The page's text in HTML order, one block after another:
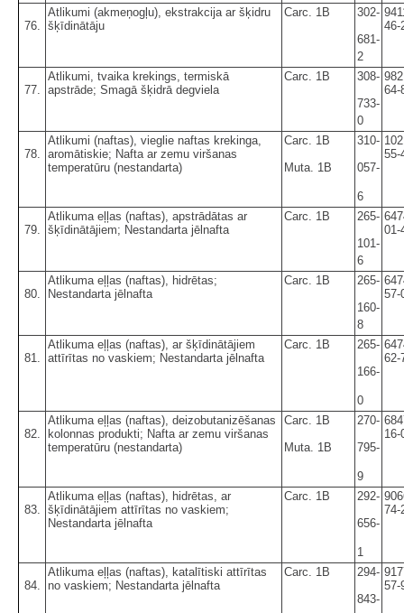
76.
Atlikumi (akmeņogļu), ekstrakcija ar šķidru
šķīdinātāju
Carc. 1B
302-
681-
2
46-
77.
Atlikumi, tvaika krekings, termiskā
apstrāde; Smagā šķidrā degviela
Carc. 1B
308-
733-
0
64-
78.
Atlikumi (naftas), vieglie naftas krekinga,
aromātiskie; Nafta ar zemu viršanas
temperatūru (nestandarta)
Carc. 1B
Muta. 1B
310-
057-
6
55-
79.
Atlikuma eļļas (naftas), apstrādātas ar
šķīdinātājiem; Nestandarta jēlnafta
Carc. 1B
265-
101-
6
01-
80.
Atlikuma eļļas (naftas), hidrētas;
Nestandarta jēlnafta
Carc. 1B
265-
160-
8
57-
81.
Atlikuma eļļas (naftas), ar šķīdinātājiem
attīrītas no vaskiem; Nestandarta jēlnafta
Carc. 1B
265-
166-
0
62-
82.
Atlikuma eļļas (naftas), deizobutanizēšanas
kolonnas produkti; Nafta ar zemu viršanas
temperatūru (nestandarta)
Carc. 1B
Muta. 1B
270-
795-
9
16-
83.
Atlikuma eļļas (naftas), hidrētas, ar
šķīdinātājiem attīrītas no vaskiem;
Nestandarta jēlnafta
Carc. 1B
292-
656-
1
74-
84.
Atlikuma eļļas (naftas), katalītiski attīrītas
no vaskiem; Nestandarta jēlnafta
Carc. 1B
294-
843-
57-